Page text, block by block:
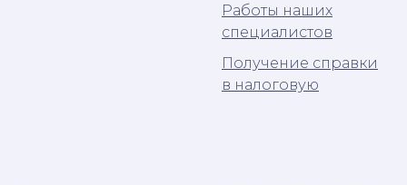
Работы наших
специалистов
Получение справки
в налоговую